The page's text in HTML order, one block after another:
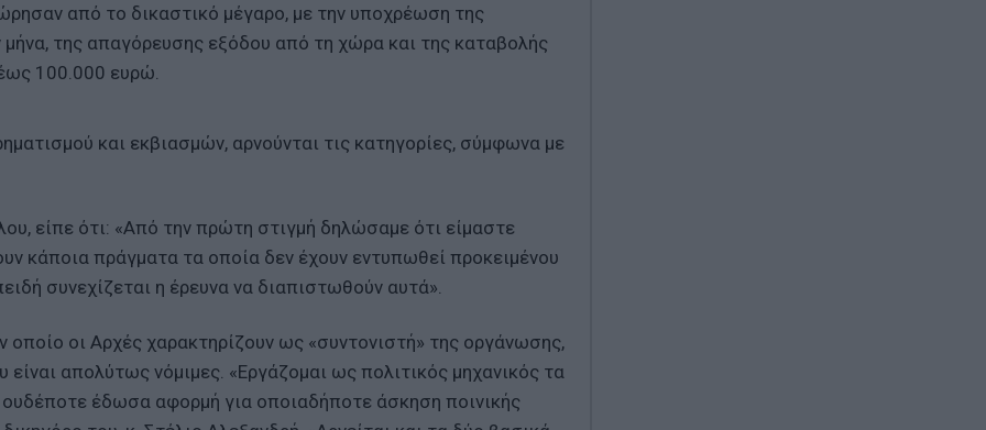
από το δικαστικό μέγαρο, με την υποχρέωση της
της απαγόρευσης εξόδου από τη χώρα και της καταβολής
100.000 ευρώ.
και εκβιασμών, αρνούνται τις κατηγορίες, σύμφωνα με
είπε ότι: «Από την πρώτη στιγμή δηλώσαμε ότι είμαστε
κάποια πράγματα τα οποία δεν έχουν εντυπωθεί προκειμένου
συνεχίζεται η έρευνα να διαπιστωθούν αυτά».
οποίο οι Αρχές χαρακτηρίζουν ως «συντονιστή» της οργάνωσης,
είναι απολύτως νόμιμες. «Εργάζομαι ως πολιτικός μηχανικός τα
ουδέποτε έδωσα αφορμή για οποιαδήποτε άσκηση ποινικής